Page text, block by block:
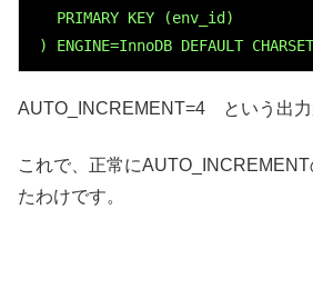
   PRIMARY KEY (
env_id)
) ENGINE=InnoDB DEFAULT
AUTO_INCREMENT=4 という出力
これで、正常に
たわけです。